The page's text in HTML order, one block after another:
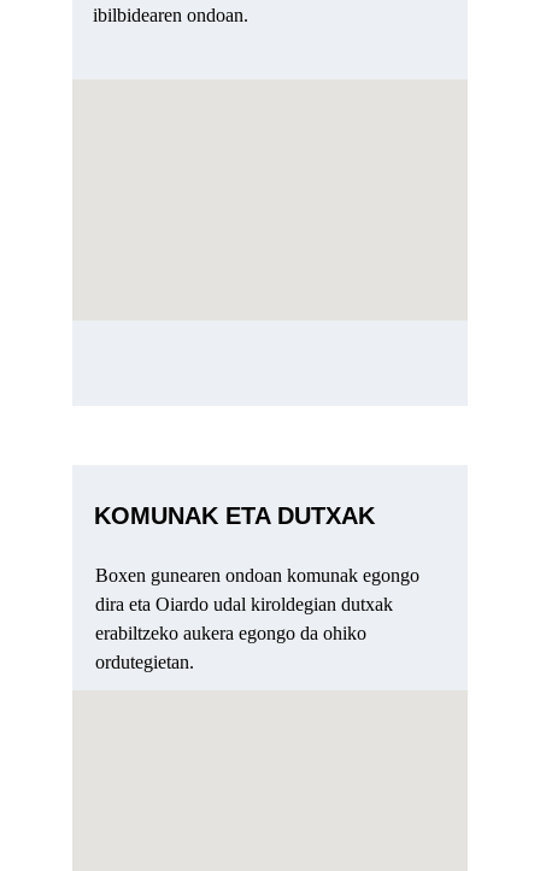
KOMUNAK ETA DUTXAK
Boxen gunearen ondoan komunak egongo
dira eta Oiardo udal kiroldegian dutxak
erabiltzeko aukera egongo da ohiko
ordutegietan.
ibilbidearen ondoan.